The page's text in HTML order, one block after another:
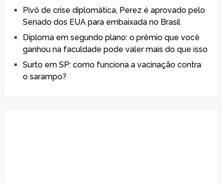
Pivô de crise diplomática, Perez é aprovado pelo
Senado dos EUA para embaixada no Brasil
Diploma em segundo plano: o prêmio que você
ganhou na faculdade pode valer mais do que isso
Surto em SP: como funciona a vacinação contra
o sarampo?